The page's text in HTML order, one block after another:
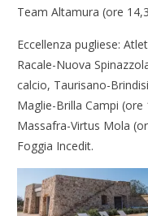
Team Altamura (ore
Eccellenza pugliese:
Racale-Nuova
calcio, Taurisano-
Maglie-Brilla Campi (ore
Massafra-Virtus Mola
Foggia Incedit.